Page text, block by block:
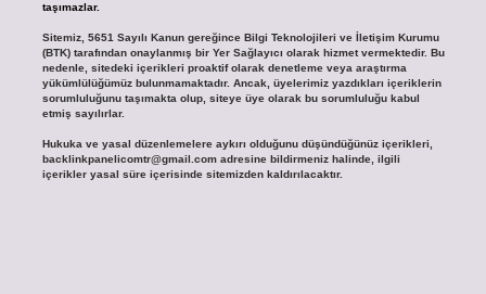
taşımazlar.
Sitemiz, 5651 Sayılı Kanun gereğince Bilgi Teknolojileri ve İletişim Kurumu
(BTK) tarafından onaylanmış bir Yer Sağlayıcı olarak hizmet vermektedir. Bu
nedenle, sitedeki içerikleri proaktif olarak denetleme veya araştırma
yükümlülüğümüz bulunmamaktadır. Ancak, üyelerimiz yazdıkları içeriklerin
sorumluluğunu taşımakta olup, siteye üye olarak bu sorumluluğu kabul
etmiş sayılırlar.
Hukuka ve yasal düzenlemelere aykırı olduğunu düşündüğünüz içerikleri,
backlinkpanelicomtr@gmail.comadresine bildirmeniz halinde, ilgili
içerikler yasal süre içerisinde sitemizden kaldırılacaktır.